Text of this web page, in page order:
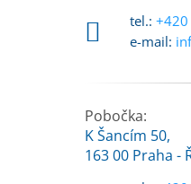
tel.: +420
e-mail:
Pobočka:
K Šancím 50,
163 00 Praha -